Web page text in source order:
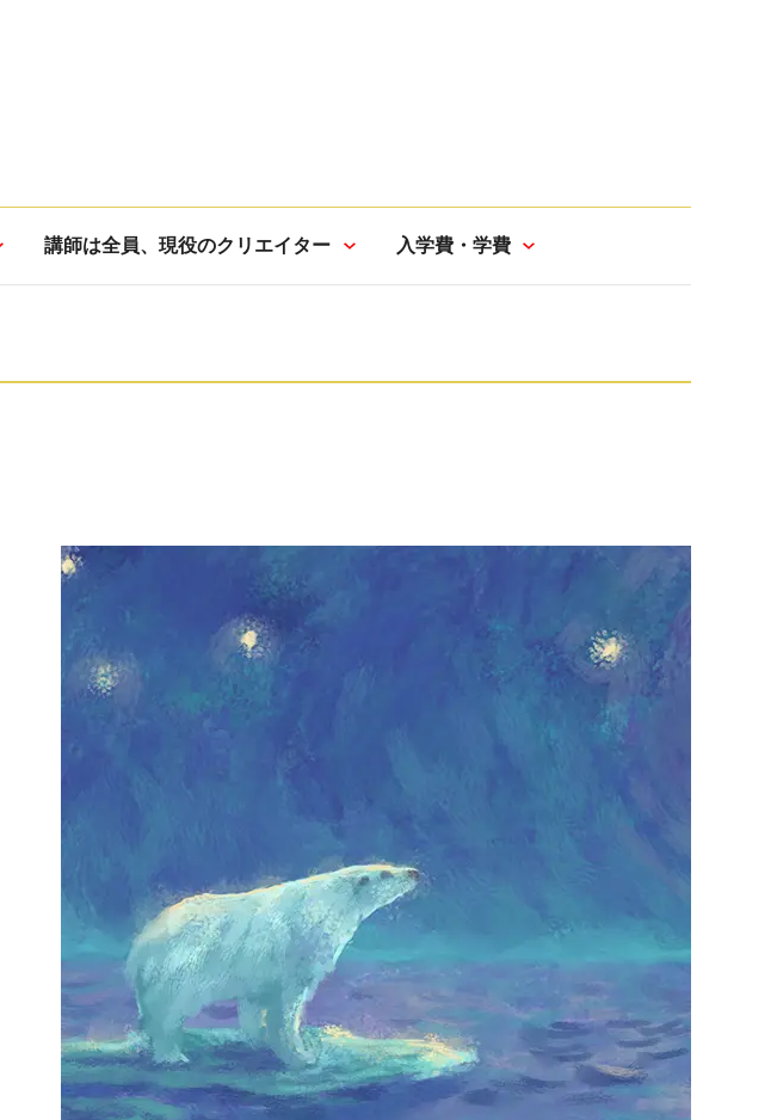
講師は全員、現役のクリエイター 入学費・学費